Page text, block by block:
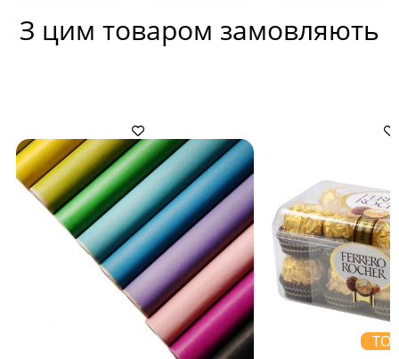
З цим товаром замовляють